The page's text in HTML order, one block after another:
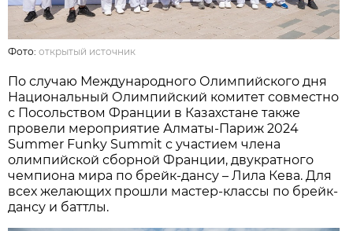
Фото:открытый источник
По случаю Международного Олимпийского дня
Национальный Олимпийский комитет совместно
с Посольством Франции в Казахстане также
провели мероприятие Алматы-Париж 2024
Summer Funky Summit с участием члена
олимпийской сборной Франции, двукратного
чемпиона мира по брейк-дансу – Лила Кева. Для
всех желающих прошли мастер-классы по брейк-
дансу и баттлы.